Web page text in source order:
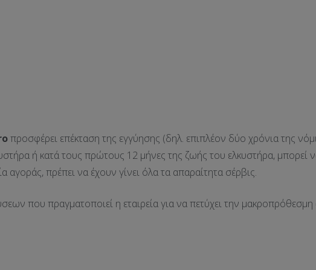
προσφέρει επέκταση της εγγύησης (δηλ. επιπλέον δύο χρόνια της
ή κατά τους πρώτους 12 μήνες της ζωής του ελκυστήρα, μπορεί
αγοράς, πρέπει να έχουν γίνει όλα τα απαραίτητα σέρβις.
που πραγματοποιεί η εταιρεία για να πετύχει την